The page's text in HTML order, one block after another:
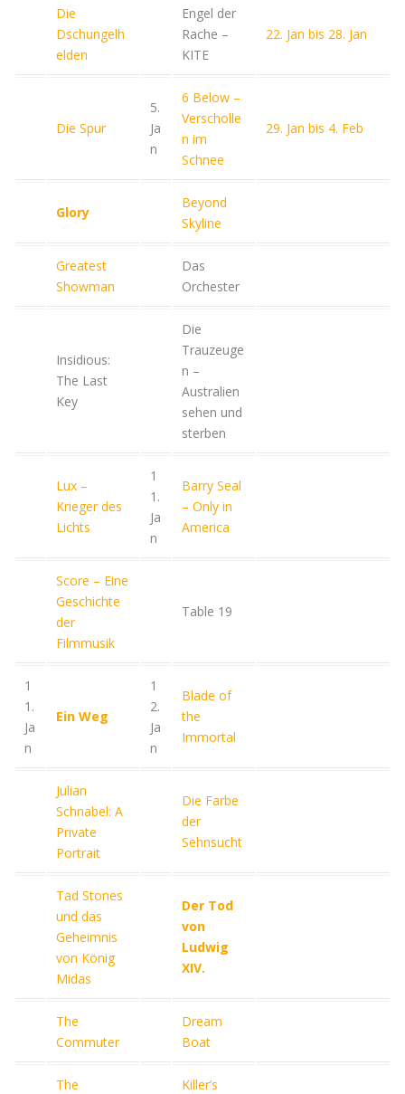
Die
Dschungelh
elden
Engel der
Rache –
KITE
22. Jan bis 28. Jan
Die Spur
5.
Ja
n
6 Below –
Verscholle
n im
Schnee
29. Jan bis 4. Feb
Glory
Beyond
Skyline
Greatest
Showman
Das
Orchester
Insidious:
The Last
Key
Die
Trauzeuge
n –
Australien
sehen und
sterben
Lux –
Krieger des
Lichts
1
1.
Ja
n
Barry Seal
– Only in
America
Score – Eine
Geschichte
der
Filmmusik
Table 19
1
1.
Ja
n
Ein Weg
1
2.
Ja
n
Blade of
the
Immortal
Julian
Schnabel: A
Private
Portrait
Die Farbe
der
Sehnsucht
Tad Stones
und das
Geheimnis
von König
Midas
Der Tod
von
Ludwig
XIV.
The
Commuter
Dream
Boat
The
Killer’s